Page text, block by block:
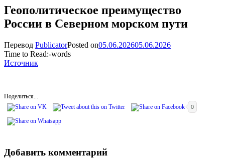
Геополитическое преимущество
России в Северном морском пути
Перевод PublicatorPosted on05.06.202605.06.2026
Time to Read:-words
Источник
Поделиться...
0
Добавить комментарий